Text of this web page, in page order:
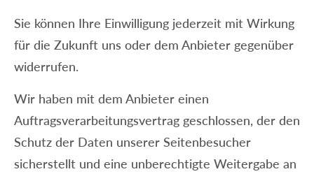
Sie können Ihre Einwilligung jederzeit mit Wirkung
für die Zukunft uns oder dem Anbieter gegenüber
widerrufen.
Wir haben mit dem Anbieter einen
Auftragsverarbeitungsvertrag geschlossen, der den
Schutz der Daten unserer Seitenbesucher
sicherstellt und eine unberechtigte Weitergabe an